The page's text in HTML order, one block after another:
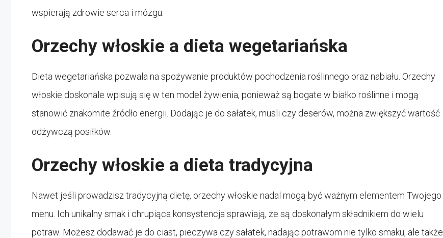
wspierają zdrowie serca i mózgu.
Orzechy włoskie a dieta wegetariańska
Dieta wegetariańska pozwala na spożywanie produktów pochodzenia roślinnego oraz nabiału. Orzechy
włoskie doskonale wpisują się w ten model żywienia, ponieważ są bogate w białko roślinne i mogą
stanowić znakomite źródło energii. Dodając je do sałatek, musli czy deserów, można zwiększyć wartość
odżywczą posiłków.
Orzechy włoskie a dieta tradycyjna
Nawet jeśli prowadzisz tradycyjną dietę, orzechy włoskie nadal mogą być ważnym elementem Twojego
menu. Ich unikalny smak i chrupiąca konsystencja sprawiają, że są doskonałym składnikiem do wielu
potraw. Możesz dodawać je do ciast, pieczywa czy sałatek, nadając potrawom nie tylko smaku, ale także